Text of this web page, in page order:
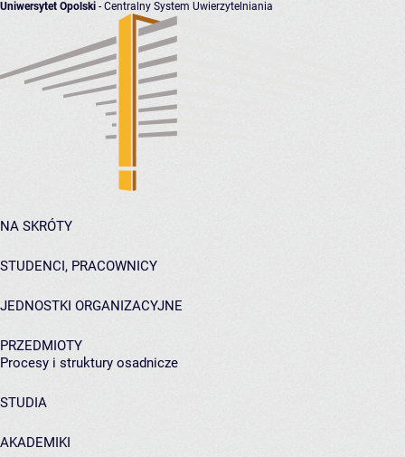
Uniwersytet Opolski - Centralny System Uwierzytelniania
NA SKRÓTY
STUDENCI, PRACOWNICY
JEDNOSTKI ORGANIZACYJNE
PRZEDMIOTY
Procesy i struktury osadnicze
STUDIA
AKADEMIKI